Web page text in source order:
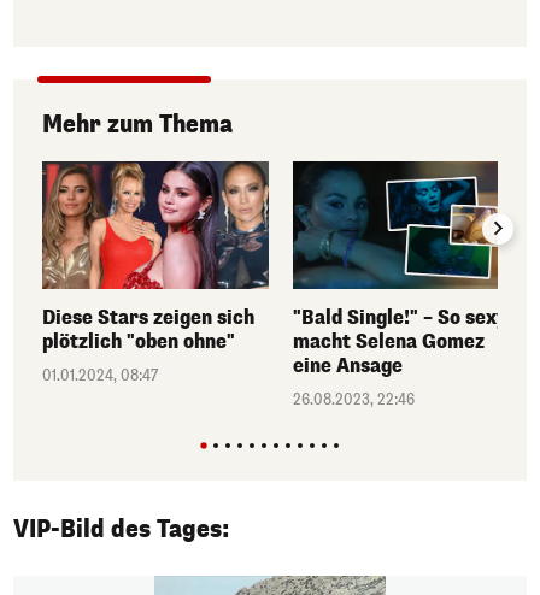
Mehr zum Thema
Diese Stars zeigen sich
plötzlich "oben ohne"
01.01.2024, 08:47
"Bald Single!" – So sexy
macht Selena Gomez
eine Ansage
26.08.2023, 22:46
VIP-Bild des Tages:
1/50